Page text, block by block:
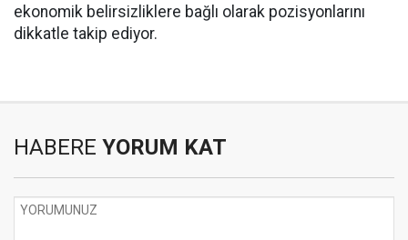
ekonomik belirsizliklere bağlı olarak pozisyonlarını
dikkatle takip ediyor.
HABERE YORUM KAT